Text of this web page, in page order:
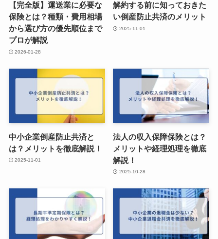
【完全版】運送業に必要な
保険とは？種類・費用相場
から選び方の優先順位まで
プロが解説
2026-01-28
解約する前に知っておきた
い倒産防止共済のメリット
2025-11-01
中小企業倒産防止共済と
は？メリットを徹底解説！
2025-11-01
法人の収入保障保険とは？
メリットや経理処理を徹底
解説！
2025-10-28